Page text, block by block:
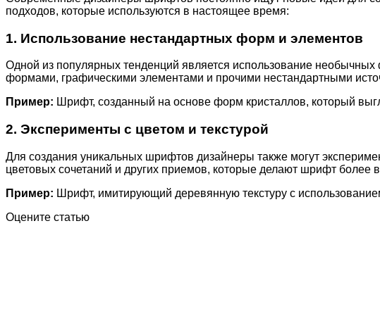
подходов, которые используются в настоящее время:
1. Использование нестандартных форм и элементов
Одной из популярных тенденций является использование
формами, графическими элементами и прочими нестандартными
Пример: Шрифт, созданный на основе форм кристаллов, который
2. Эксперименты с цветом и текстурой
Для создания уникальных шрифтов дизайнеры также могут
цветовых сочетаний и других приемов, которые делают шрифт
Пример: Шрифт, имитирующий деревянную текстуру с
Оцените статью